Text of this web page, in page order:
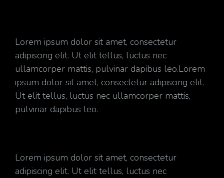
Lorem ipsum dolor sit amet, consectetur
adipiscing elit. Ut elit tellus, luctus nec
ullamcorper mattis, pulvinar dapibus leo.Lorem
ipsum dolor sit amet, consectetur adipiscing elit.
Ut elit tellus, luctus nec ullamcorper mattis,
pulvinar dapibus leo.
Lorem ipsum dolor sit amet, consectetur
adipiscing elit. Ut elit tellus, luctus nec